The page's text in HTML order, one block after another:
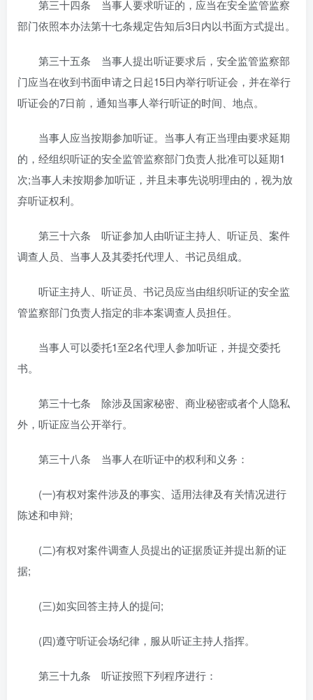
第三十四条 当事人要求听证的，应当在安全监管监察
部门依照本办法第十七条规定告知后3日内以书面方式提出。
第三十五条 当事人提出听证要求后，安全监管监察部
门应当在收到书面申请之日起15日内举行听证会，并在举行
听证会的7日前，通知当事人举行听证的时间、地点。
当事人应当按期参加听证。当事人有正当理由要求延期
的，经组织听证的安全监管监察部门负责人批准可以延期1
次;当事人未按期参加听证，并且未事先说明理由的，视为放
弃听证权利。
第三十六条 听证参加人由听证主持人、听证员、案件
调查人员、当事人及其委托代理人、书记员组成。
听证主持人、听证员、书记员应当由组织听证的安全监
管监察部门负责人指定的非本案调查人员担任。
当事人可以委托1至2名代理人参加听证，并提交委托
书。
第三十七条 除涉及国家秘密、商业秘密或者个人隐私
外，听证应当公开举行。
第三十八条 当事人在听证中的权利和义务：
(一)有权对案件涉及的事实、适用法律及有关情况进行
陈述和申辩;
(二)有权对案件调查人员提出的证据质证并提出新的证
据;
(三)如实回答主持人的提问;
(四)遵守听证会场纪律，服从听证主持人指挥。
第三十九条 听证按照下列程序进行：